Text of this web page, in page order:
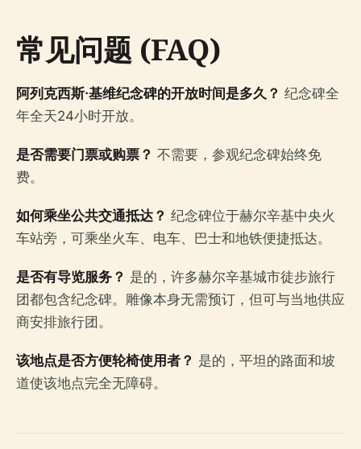
常见问题 (FAQ)
阿列克西斯·基维纪念碑的开放时间是多久？ 纪念碑全
年全天24小时开放。
是否需要门票或购票？ 不需要，参观纪念碑始终免
费。
如何乘坐公共交通抵达？ 纪念碑位于赫尔辛基中央火
车站旁，可乘坐火车、电车、巴士和地铁便捷抵达。
是否有导览服务？ 是的，许多赫尔辛基城市徒步旅行
团都包含纪念碑。雕像本身无需预订，但可与当地供应
商安排旅行团。
该地点是否方便轮椅使用者？ 是的，平坦的路面和坡
道使该地点完全无障碍。